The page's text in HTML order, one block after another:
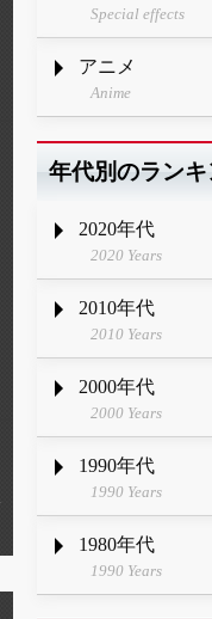
Special effects
アニメ
Anime
年代別のラン
2020年代
2020 Years
2010年代
2010 Years
2000年代
2000 Years
1990年代
1990 Years
1980年代
1990 Years